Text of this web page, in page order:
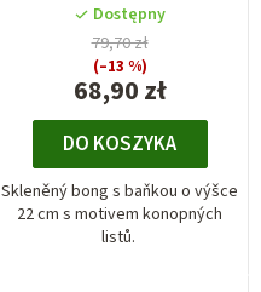
Dostępny
68,90 zł
79,70 zł
(–13 %)
DO KOSZYKA
Skleněný bong s baňkou o výšce
22 cm s motivem konopných
listů.